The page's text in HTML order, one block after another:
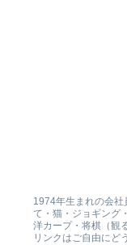
1974年生まれの会
て・猫・ジョギング
洋カープ・将棋（観
リンクはご自由にど